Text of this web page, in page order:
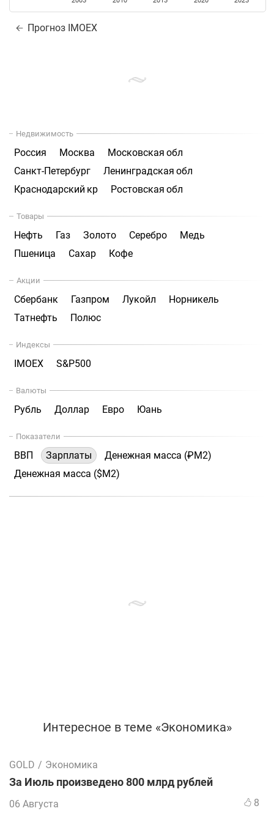
Прогноз IMOEX
Недвижимость
Россия Москва
Московская обл
Санкт-Петербург
Ленинградская обл
Краснодарский кр
Ростовская обл
Товары
Нефть Газ Золото Серебро
Медь
Пшеница
Сахар Кофе
Акции
Сбербанк Газпром Лукойл
Норникель
Татнефть
Полюс
Индексы
IMOEX S&P500
Валюты
Рубль Доллар Евро Юань
Показатели
ВВП Зарплаты
Денежная масса (₽М2)
Денежная масса ($М2)
Интересное в теме «Экономика»
GOLD / Экономика
За Июль произведено 800 млрд рублей
06 Августа 8